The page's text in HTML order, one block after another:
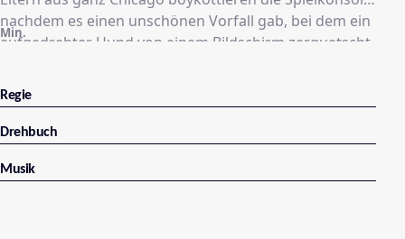
nachdem es einen unschönen Vorfall gab, bei dem ein
aufgedrehter Hund von einem Bildschirm zerquetscht
beschließt, die Sache selbst in die Hand zu nehmen.
Doch schon bald läuft die Sache völlig aus dem Ruder.
Min.
Regie
Drehbuch
Musik